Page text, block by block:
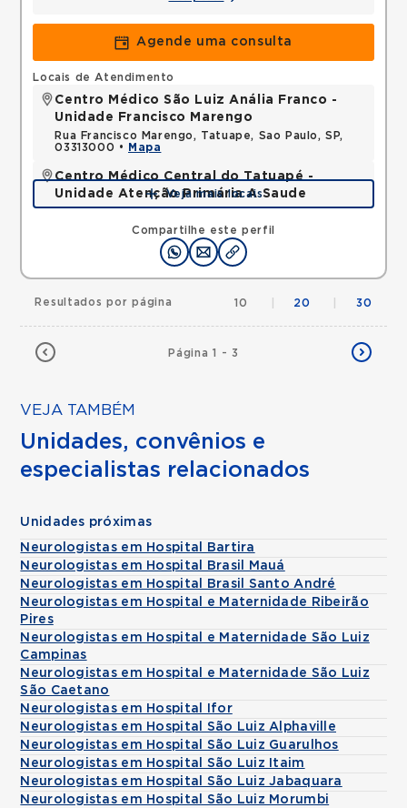
Agende uma consulta
Compartilhe este perfil
Locais de Atendimento
Centro Médico São Luiz Anália Franco -
Unidade Francisco Marengo
Rua Francisco Marengo, Tatuape, Sao Paulo, SP,
03313000 •
Mapa
Centro Médico Central do Tatuapé -
Unidade Atenção Primária A Saude
Avenida Alvaro Ramos, Quarta Parada, Sao Paulo,
SP, 03330002 •
Mapa
Veja mais locais
Página 1 - 3
Resultados por página 10 20 30
VEJA TAMBÉM
Unidades, convênios e
especialistas relacionados
Unidades próximas
Neurologistas em Hospital Bartira
Neurologistas em Hospital Brasil Mauá
Neurologistas em Hospital Brasil Santo André
Neurologistas em Hospital e Maternidade Ribeirão
Pires
Neurologistas em Hospital e Maternidade São Luiz
Campinas
Neurologistas em Hospital e Maternidade São Luiz
São Caetano
Neurologistas em Hospital Ifor
Neurologistas em Hospital São Luiz Alphaville
Neurologistas em Hospital São Luiz Guarulhos
Neurologistas em Hospital São Luiz Itaim
Neurologistas em Hospital São Luiz Jabaquara
Neurologistas em Hospital São Luiz Morumbi